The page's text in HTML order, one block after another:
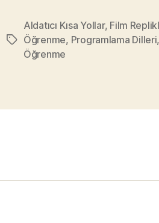
Etiketler
Aldatıcı Kısa Yollar, Film
Öğrenme, Programlama Dilleri,
Öğrenme